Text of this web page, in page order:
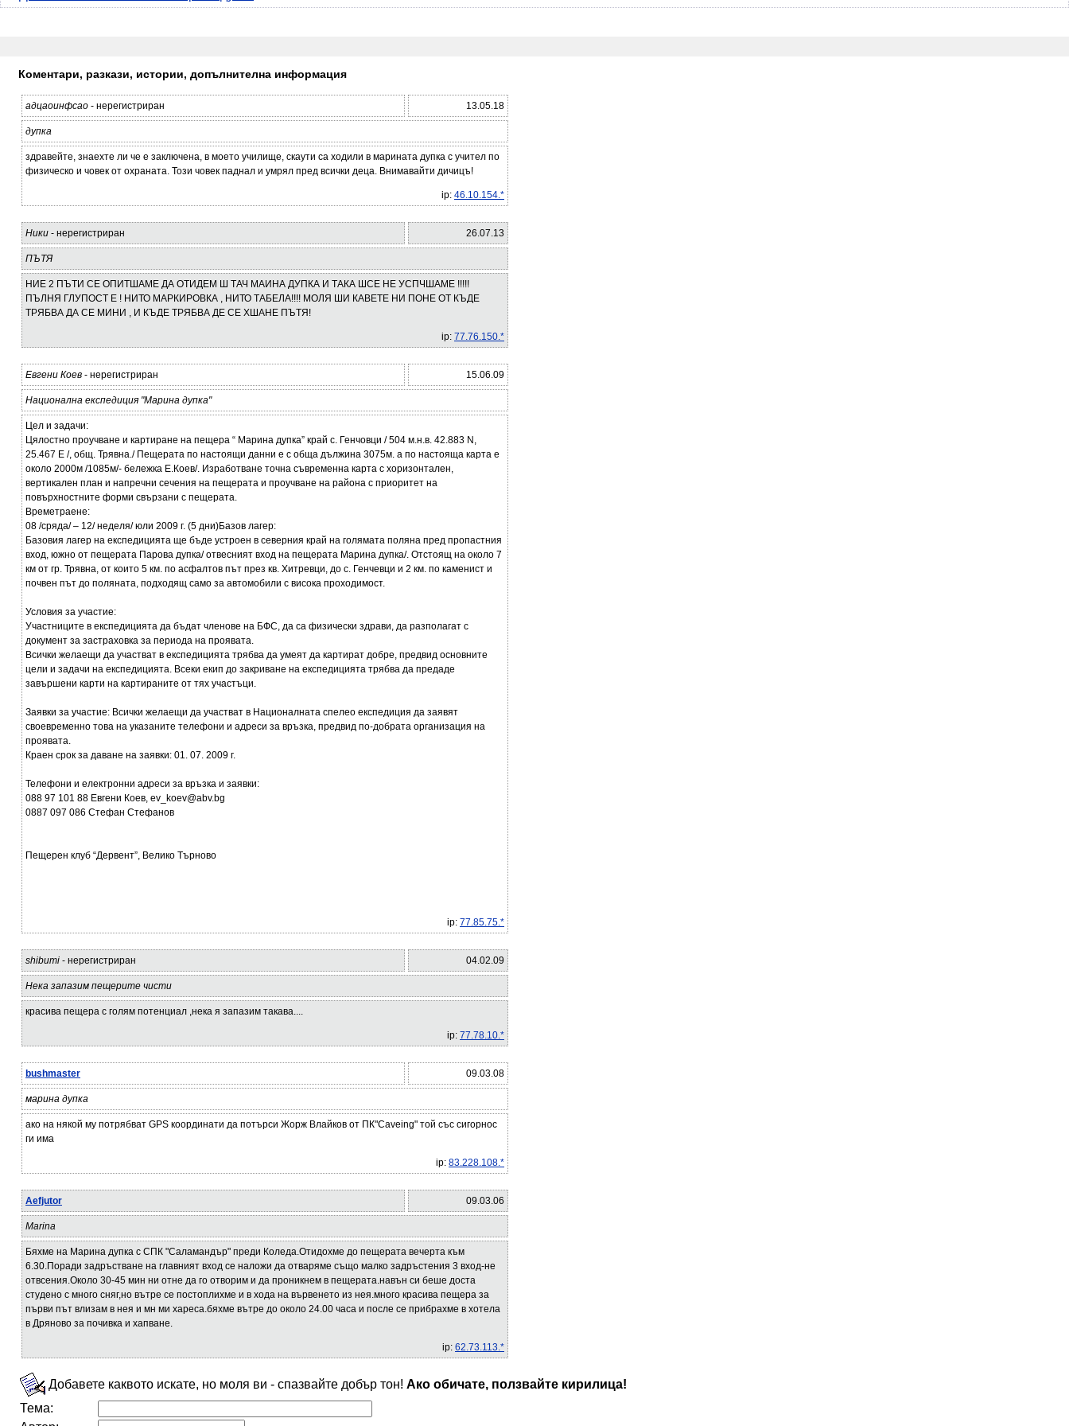
Коментари, разкази, истории, допълнителна информация
адцаоинфсао - нерегистриран 13.05.18
дупка
здравейте, знаехте ли че е заключена, в моето училище, скаути са ходили в марината дупка с учител по
физическо и човек от охраната. Този човек паднал и умрял пред всички деца. Внимавайти дичицъ!
ip: 46.10.154.*
Ники - нерегистриран 26.07.13
ПЪТЯ
НИЕ 2 ПЪТИ СЕ ОПИТШАМЕ ДА ОТИДЕМ Ш ТАЧ МАИНА ДУПКА И ТАКА ШСЕ НЕ УСПЧШАМЕ !!!!!
ПЪЛНЯ ГЛУПОСТ Е ! НИТО МАРКИРОВКА , НИТО ТАБЕЛА!!!! МОЛЯ ШИ КАВЕТЕ НИ ПОНЕ ОТ КЪДЕ
ТРЯБВА ДА СЕ МИНИ , И КЪДЕ ТРЯБВА ДЕ СЕ ХШАНЕ ПЪТЯ!
ip: 77.76.150.*
Евгени Коев - нерегистриран 15.06.09
Национална експедиция "Марина дупка"
Цел и задачи:
Цялостно проучване и картиране на пещера “ Марина дупка” край с. Генчовци / 504 м.н.в. 42.883 N,
25.467 E /, общ. Трявна./ Пещерата по настоящи данни е с обща дължина 3075м. а по настояща карта е
около 2000м /1085м/- бележка Е.Коев/. Изработване точна съвременна карта с хоризонтален,
вертикален план и напречни сечения на пещерата и проучване на района с приоритет на
повърхностните форми свързани с пещерата.
Времетраене:
08 /сряда/ – 12/ неделя/ юли 2009 г. (5 дни)Базов лагер:
Базовия лагер на експедицията ще бъде устроен в северния край на голямата поляна пред пропастния
вход, южно от пещерата Парова дупка/ отвесният вход на пещерата Марина дупка/. Отстоящ на около 7
км от гр. Трявна, от които 5 км. по асфалтов път през кв. Хитревци, до с. Генчевци и 2 км. по каменист и
почвен път до поляната, подходящ само за автомобили с висока проходимост.
Условия за участие:
Участниците в експедицията да бъдат членове на БФС, да са физически здрави, да разполагат с
документ за застраховка за периода на проявата.
Всички желаещи да участват в експедицията трябва да умеят да картират добре, предвид основните
цели и задачи на експедицията. Всеки екип до закриване на експедицията трябва да предаде
завършени карти на картираните от тях участъци.
Заявки за участие: Всички желаещи да участват в Националната спелео експедиция да заявят
своевременно това на указаните телефони и адреси за връзка, предвид по-добрата организация на
проявата.
Краен срок за даване на заявки: 01. 07. 2009 г.
Телефони и електронни адреси за връзка и заявки:
088 97 101 88 Евгени Коев, ev_koev@abv.bg
0887 097 086 Стефан Стефанов
Пещерен клуб “Дервент”, Велико Търново
ip: 77.85.75.*
shibumi - нерегистриран 04.02.09
Нека запазим пещерите чисти
красива пещера с голям потенциал ,нека я запазим такава....
ip: 77.78.10.*
bushmaster 09.03.08
марина дупка
ако на някой му потрябват GPS координати да потърси Жорж Влайков от ПК"Caveing" той със сигорнос
ги има
ip: 83.228.108.*
Aefjutor 09.03.06
Marina
Бяхме на Марина дупка с СПК "Саламандър" преди Коледа.Отидохме до пещерата вечерта към
6.30.Поради задръстване на главният вход се наложи да отваряме също малко задръстения 3 вход-не
отвсения.Около 30-45 мин ни отне да го отворим и да проникнем в пещерата.навън си беше доста
студено с много сняг,но вътре се постоплихме и в хода на вървенето из нея.много красива пещера за
първи път влизам в нея и мн ми хареса.бяхме вътре до около 24.00 часа и после се прибрахме в хотела
в Дряново за почивка и хапване.
ip: 62.73.113.*
Добавете каквото искате, но моля ви - спазвайте добър тон! Ако обичате, ползвайте кирилица!
Тема: